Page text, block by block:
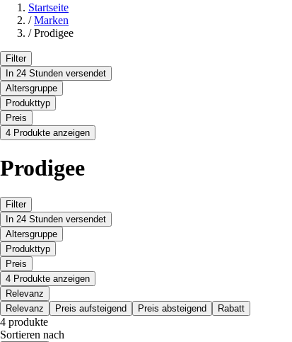
Startseite
/ Marken
/ Prodigee
Filter
In 24 Stunden versendet
Altersgruppe
Produkttyp
Preis
4 Produkte anzeigen
Prodigee
Filter
In 24 Stunden versendet
Altersgruppe
Produkttyp
Preis
4 Produkte anzeigen
Relevanz
Relevanz
Preis aufsteigend Preis absteigend Rabatt
4 produkte
Sortieren nach